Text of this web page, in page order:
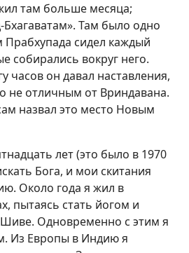
там больше месяца;
Там было одно
сидел каждый
собирались вокруг него.
часов он давал наставления,
не отличным от Вриндавана.
назвал это место Новым
лет (это было в 1970
Бога, и мои скитания
Около года я жил в
пытаясь стать йогом и
Шиве. Одновременно с этим я
Из Европы в Индию я